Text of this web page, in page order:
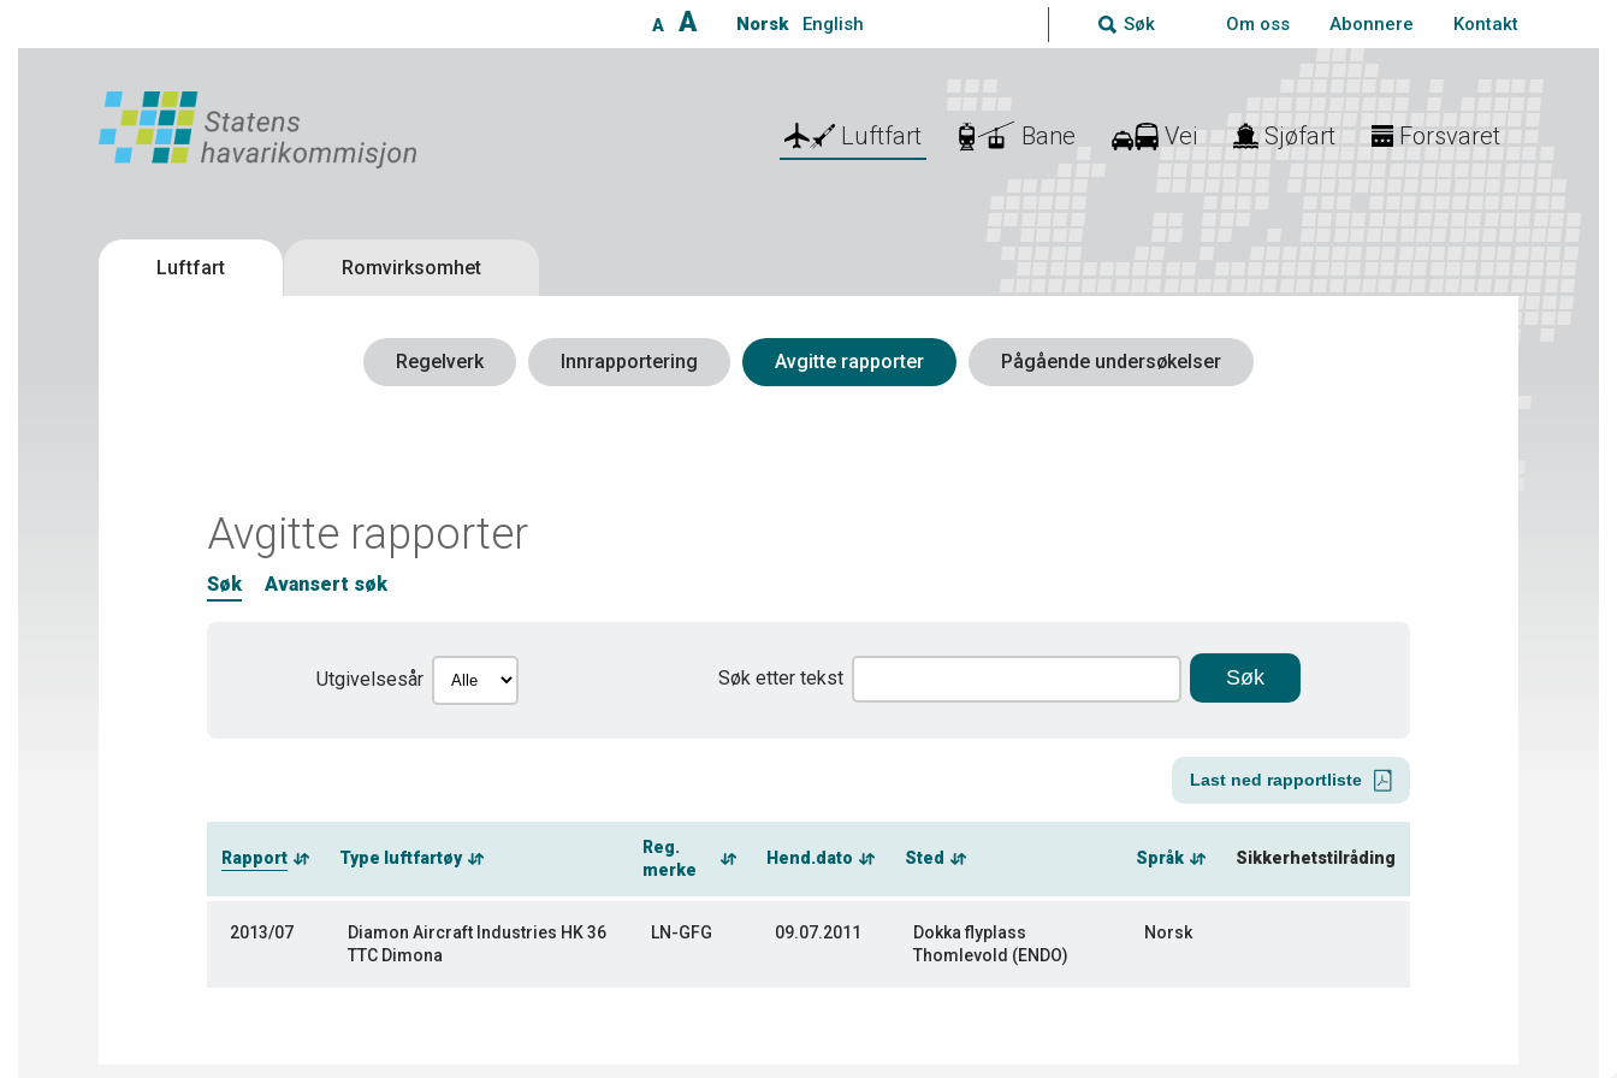
A A Norsk English Søk Om oss Abonnere Kontakt
Luftfart Bane Vei Sjøfart Forsvaret
Luftfart Romvirksomhet
Regelverk Innrapportering Avgitte rapporter Pågående undersøkelser
Avgitte rapporter
Søk Avansert søk
Utgivelsesår Søk etter tekst
Last ned rapportliste
Rapport Type luftfartøy
Reg.
merke
Hend.dato Sted Språk Sikkerhetstilråding
2013/07
Diamon Aircraft Industries HK 36
TTC Dimona
LN-GFG 09.07.2011
Dokka flyplass
Thomlevold (ENDO)
Norsk